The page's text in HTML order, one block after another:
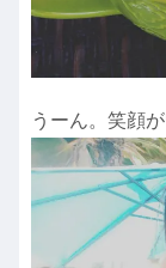
うーん。笑顔